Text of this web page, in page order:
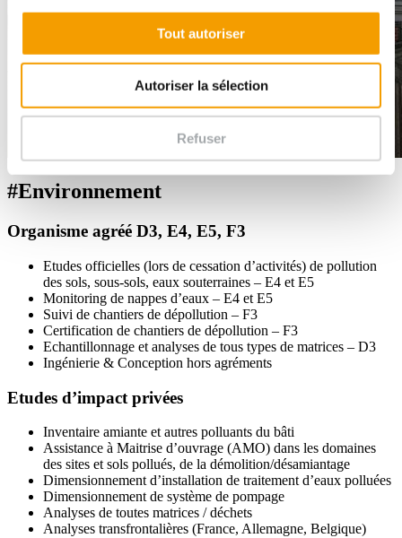
Tout autoriser
Autoriser la sélection
Refuser
#Environnement
Organisme agréé D3, E4, E5, F3
Etudes officielles (lors de cessation d’activités) de pollution
des sols, sous-sols, eaux souterraines – E4 et E5
Monitoring de nappes d’eaux – E4 et E5
Suivi de chantiers de dépollution – F3
Certification de chantiers de dépollution – F3
Echantillonnage et analyses de tous types de matrices – D3
Ingénierie & Conception hors agréments
Etudes d’impact privées
Inventaire amiante et autres polluants du bâti
Assistance à Maitrise d’ouvrage (AMO) dans les domaines
des sites et sols pollués, de la démolition/désamiantage
Dimensionnement d’installation de traitement d’eaux polluées
Dimensionnement de système de pompage
Analyses de toutes matrices / déchets
Analyses transfrontalières (France, Allemagne, Belgique)